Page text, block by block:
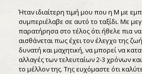
Ήταν ιδιαίτερη τιμή μου που η Μ με
συμπεριέλαβε σε αυτό το ταξίδι. Με
παρατήρησα στο τέλος ότι ήθελε πια
αισθάνεται πως έχει τον έλεγχο της
δυνατή και μαχητική, να μπορεί να
αλλαγές των τελευταίων 2-3 χρόνων
το μέλλον της. Της ευχόμαστε ότι